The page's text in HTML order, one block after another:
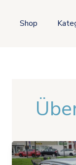
Shop
DDR-
Kennzeichen